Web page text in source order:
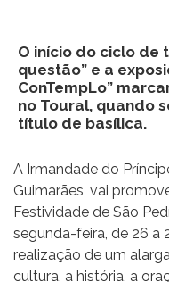
O início do ciclo de
questão” e a
ConTempLo”
no Toural, quando
título de basílica.
A Irmandade do
Guimarães, vai
Festividade de São
segunda-feira, de 26 a
realização de um
cultura, a história, a